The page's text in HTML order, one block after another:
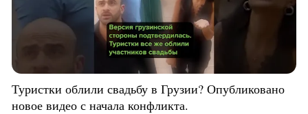
Туристки облили свадьбу в Грузии? Опубликовано
новое видео с начала конфликта.